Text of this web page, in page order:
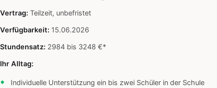
Vertrag: Teilzeit, unbefristet
Verfügbarkeit: 15.06.2026
Stundensatz: 2984 bis 3248 €*
Ihr Alltag:
Individuelle Unterstützung ein bis zwei Schüler in der Schule